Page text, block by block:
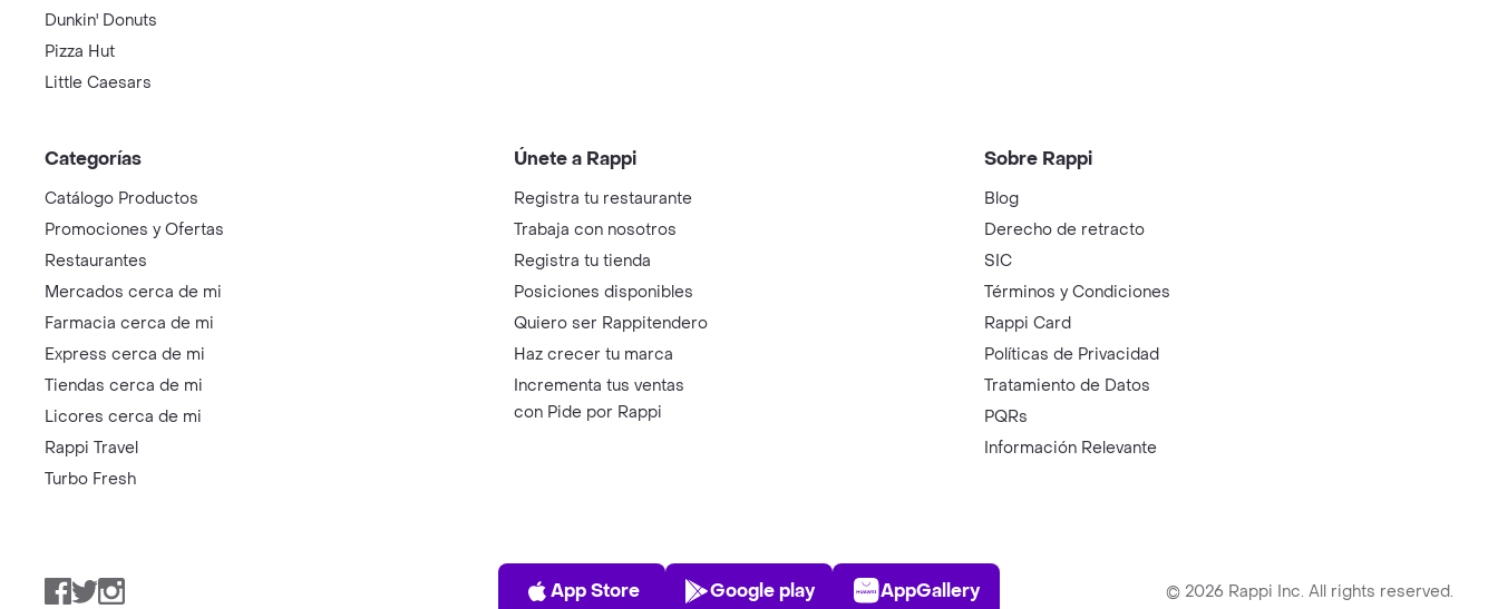
Dunkin' Donuts
Pizza Hut
Little Caesars
Categorías
Catálogo Productos
Promociones y Ofertas
Restaurantes
Mercados cerca de mi
Farmacia cerca de mi
Express cerca de mi
Tiendas cerca de mi
Licores cerca de mi
Rappi Travel
Turbo Fresh
Únete a Rappi
Registra tu restaurante
Trabaja con nosotros
Registra tu tienda
Posiciones disponibles
Quiero ser Rappitendero
Haz crecer tu marca
Incrementa tus ventas
con Pide por Rappi
Sobre Rappi
Blog
Derecho de retracto
SIC
Términos y Condiciones
Rappi Card
Políticas de Privacidad
Tratamiento de Datos
PQRs
Información Relevante
Facebook
TwitterInstagram
App Store
App Store
Play Store
Google play
AppGallery
AppGallery © 2026 Rappi Inc. All rights reserved.